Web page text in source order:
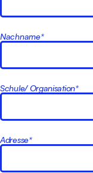
Nachname*
Schule/ Organisation*
Adresse*